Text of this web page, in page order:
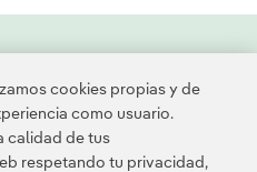
la IA Política de cookies
Canal de denuncias
cookies propias y de
como usuario.
calidad de tus
respetando tu privacidad,